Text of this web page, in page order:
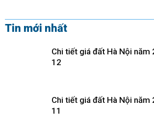
Tin mới nhất
Chi tiết giá đất Hà Nội năm
12
Chi tiết giá đất Hà Nội năm
11